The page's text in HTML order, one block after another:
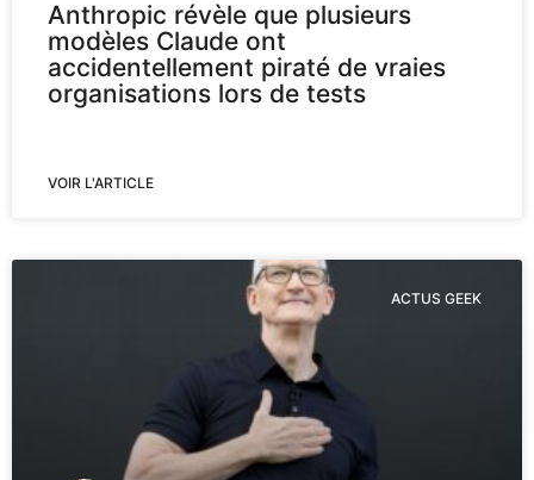
Anthropic révèle que plusieurs
modèles Claude ont
accidentellement piraté de vraies
organisations lors de tests
VOIR L'ARTICLE
ACTUS GEEK